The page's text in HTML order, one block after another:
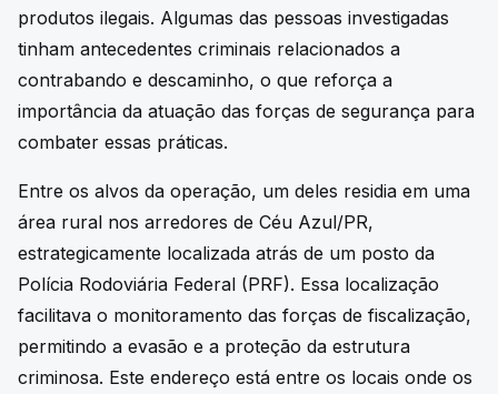
produtos ilegais. Algumas das pessoas investigadas
tinham antecedentes criminais relacionados a
contrabando e descaminho, o que reforça a
importância da atuação das forças de segurança para
combater essas práticas.
Entre os alvos da operação, um deles residia em uma
área rural nos arredores de Céu Azul/PR,
estrategicamente localizada atrás de um posto da
Polícia Rodoviária Federal (PRF). Essa localização
facilitava o monitoramento das forças de fiscalização,
permitindo a evasão e a proteção da estrutura
criminosa. Este endereço está entre os locais onde os